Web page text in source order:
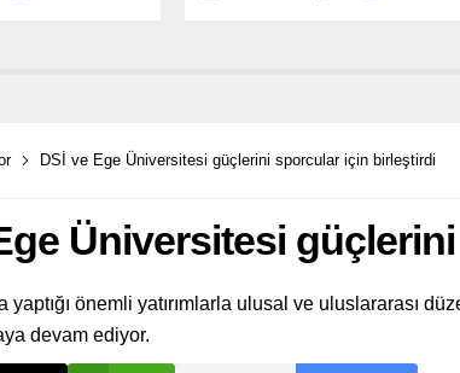
DSİ ve Ege Üniversitesi güçlerini sporcular için birleştirdi
Üniversitesi
yaptığı önemli yatırımlarla ulusal ve uluslararası
devam ediyor.